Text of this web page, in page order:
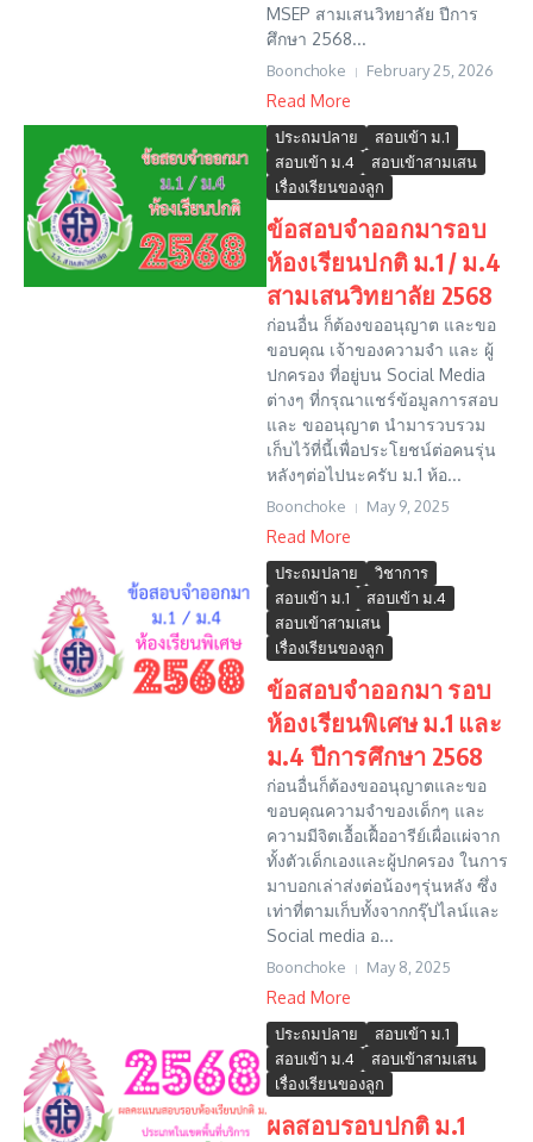
MSEP สามเสนวิทยาลัย ปีการ
ศึกษา 2568...
Boonchoke February 25, 2026
Read More
ประถมปลาย
สอบเข้า ม.1
สอบเข้า ม.4
สอบเข้าสามเสน
เรื่องเรียนของลูก
ข้อสอบจำออกมารอบ
ห้องเรียนปกติ ม.1 / ม.4
สามเสนวิทยาลัย 2568
ก่อนอื่น ก็ต้องขออนุญาต และขอ
ขอบคุณ เจ้าของความจำ และ ผู้
ปกครอง ที่อยู่บน Social Media
ต่างๆ ที่กรุณาแชร์ข้อมูลการสอบ
และ ขออนุญาต นำมารวบรวม
เก็บไว้ที่นี้เพื่อประโยชน์ต่อคนรุ่น
หลังๆต่อไปนะครับ ม.1 ห้อ...
Boonchoke May 9, 2025
Read More
ประถมปลาย
วิชาการ
สอบเข้า ม.1
สอบเข้า ม.4
สอบเข้าสามเสน
เรื่องเรียนของลูก
ข้อสอบจำออกมา รอบ
ห้องเรียนพิเศษ ม.1 และ
ม.4 ปีการศึกษา 2568
ก่อนอื่นก็ต้องขออนุญาตและขอ
ขอบคุณความจำของเด็กๆ และ
ความมีจิตเอื้อเฝื้ออารีย์เผื่อแผ่จาก
ทั้งตัวเด็กเองและผู้ปกครอง ในการ
มาบอกเล่าส่งต่อน้องๆรุ่นหลัง ซึ่ง
เท่าที่ตามเก็บทั้งจากกรุ๊ปไลน์และ
Social media อ...
Boonchoke May 8, 2025
Read More
ประถมปลาย
สอบเข้า ม.1
สอบเข้า ม.4
สอบเข้าสามเสน
เรื่องเรียนของลูก
ผลสอบรอบปกติ ม.1